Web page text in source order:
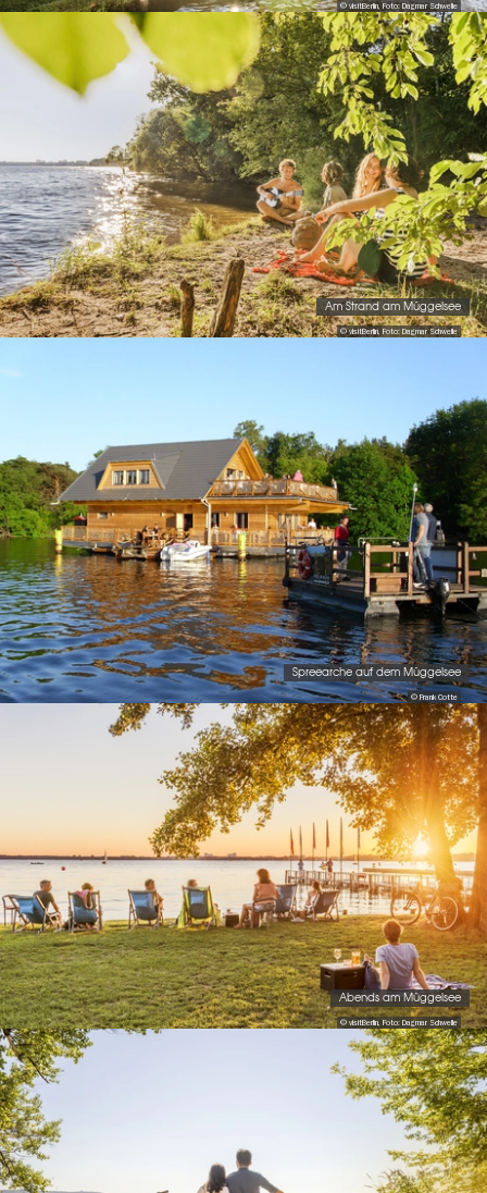
© visitBerlin, Foto: Dagmar Schwelle
© visitBerlin, Foto: Dagmar Schwelle
Am Strand am Müggelsee
© Frank Cotte
Spreearche auf dem Müggelsee
© visitBerlin, Foto: Dagmar Schwelle
Abends am Müggelsee